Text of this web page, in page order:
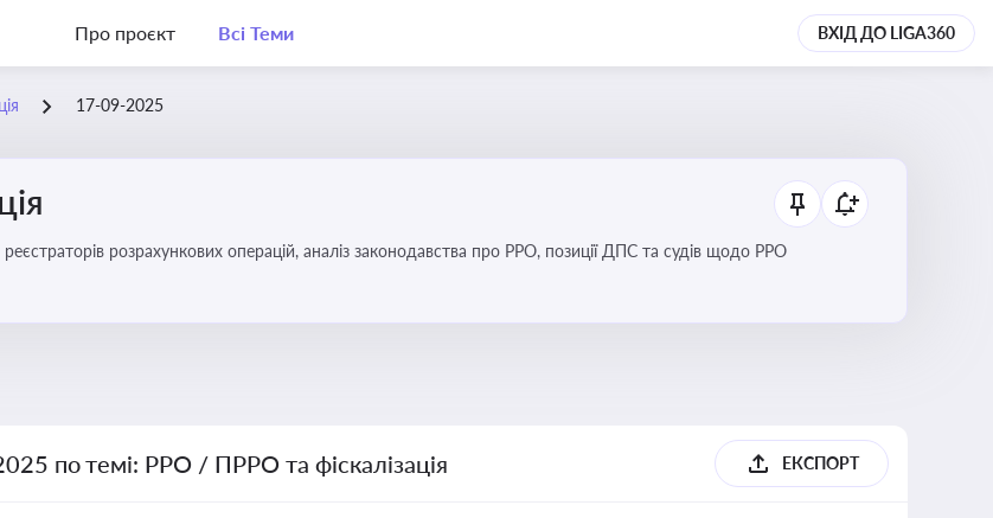
Про проєкт Всі Теми ВХІД ДО LIGA360
17-09-2025
Новини та зміни щодо використання реєстраторів розрахункових операцій, аналіз законодавства про РРО, позиції ДПС та судів щодо РРО
по темі: РРО / ПРРО та фіскалізація ЕКСПОРТ